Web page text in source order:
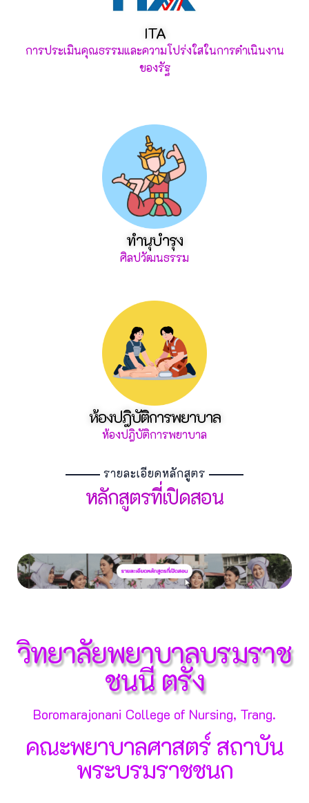
ITA
การประเมินคุณธรรมและความโปร่งใสในการดำเนินงาน
ของรัฐ
ทำนุบำรุง
ศิลปวัฒนธรรม
ห้องปฎิบัติการพยาบาล
ห้องปฎิบัติการพยาบาล
รายละเอียดหลักสูตร
หลักสูตรที่เปิดสอน
วิทยาลัยพยาบาลบรมราช
ชนนี ตรัง
Boromarajonani College of Nursing, Trang.
คณะพยาบาลศาสตร์ สถาบัน
พระบรมราชชนก